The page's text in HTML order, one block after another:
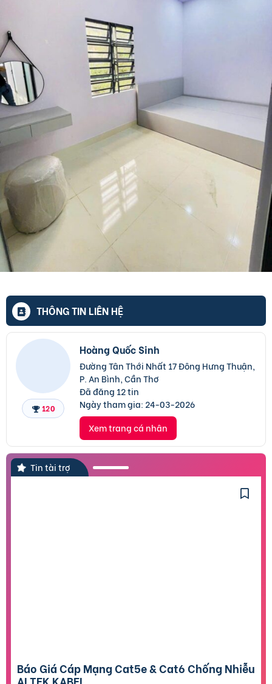
THÔNG TIN LIÊN HỆ
120
Hoàng Quốc Sinh
Đường Tân Thới Nhất 17 Đông Hưng Thuận,
P. An Bình, Cần Thơ
Đã đăng 12 tin
Ngày tham gia: 24-03-2026
Xem trang cá nhân
Tin tài trợ
Báo Giá Cáp Mạng Cat5e & Cat6 Chống Nhiễu
ALTEK KABEL